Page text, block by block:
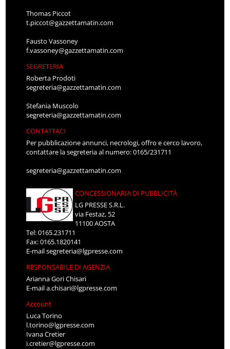
Thomas Piccot
t.piccot@gazzettamatin.com
Fausto Vassoney
f.vassoney@gazzettamatin.com
SEGRETERIA
Roberta Prodoti
segreteria@gazzettamatin.com
Stefania Muscolo
segreteria@gazzettamatin.com
CONTATTACI
Per pubblicazione annunci, necrologi, offro e cerco lavoro,
contattare la segreteria al numero: 0165/231711
segreteria@gazzettamatin.com
CONCESSIONARIA DI PUBBLICITÀ
LG PRESSE S.R.L.
via Festaz, 52
11100 AOSTA
Tel: 0165.231711
Fax: 0165.1820141
E-mailsegreteria@lgpresse.com
RESPONSABILE DI AGENZIA
Arianna Gori Chisari
E-maila.chisari@lgpresse.com
Account
Luca Torino
l.torino@lgpresse.com
Ivana Cretier
i.cretier@lgpresse.com